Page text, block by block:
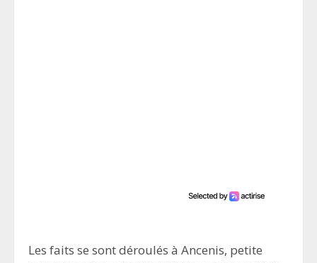
Les faits se sont déroulés à Ancenis, petite